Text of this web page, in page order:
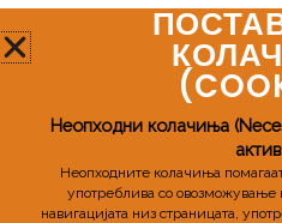
Copyright ©
Неопходни колачиња
Неопходните колачиња
употреблива со овозможување
навигацијата низ страницата,